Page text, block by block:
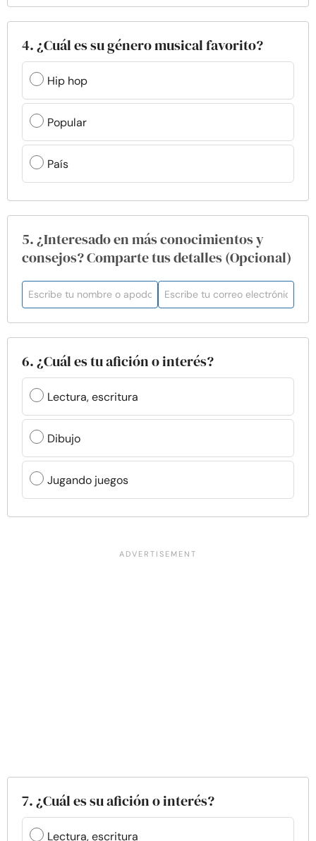
4. ¿Cuál es su género musical favorito?
Hip hop
Popular
País
5. ¿Interesado en más conocimientos y
consejos? Comparte tus detalles (Opcional)
6. ¿Cuál es tu afición o interés?
Lectura, escritura
Dibujo
Jugando juegos
7. ¿Cuál es su afición o interés?
Lectura, escritura